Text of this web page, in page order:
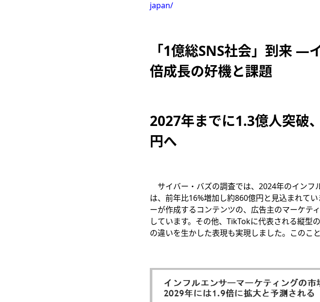
japan/
「1億総SNS社会」到来 —
倍成長の好機と課題
2027年までに1.3億人突破
円へ
サイバー・バズの調査では、2024年のインフ
は、前年比16%増加し約860億円と見込まれて
ーが作成するコンテンツの、広告主のマーケテ
しています。その他、TikTokに代表される縦型
の違いを生かした表現も実現しました。このこ